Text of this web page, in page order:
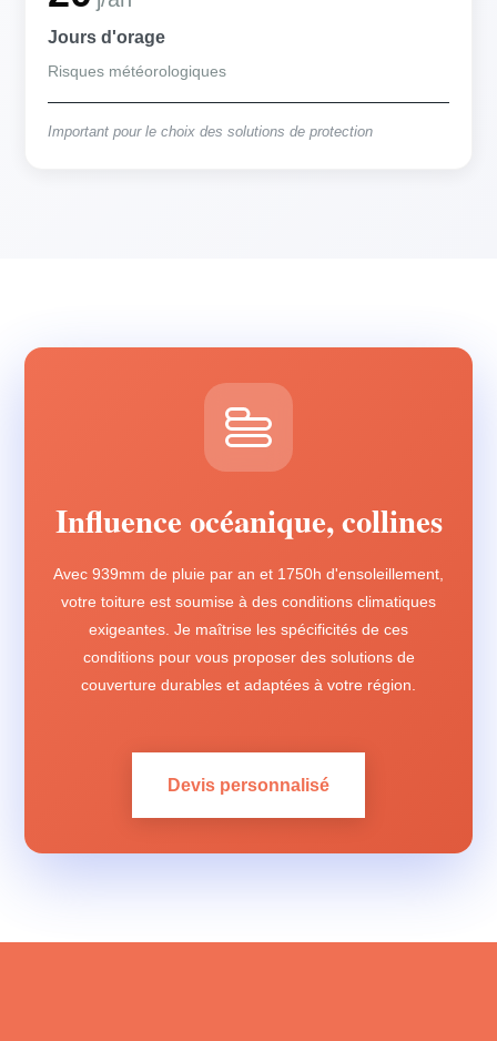
Jours d'orage
Risques météorologiques
Important pour le choix des solutions de protection
Influence océanique, collines
Avec 939mm de pluie par an et 1750h d'ensoleillement,
votre toiture est soumise à des conditions climatiques
exigeantes. Je maîtrise les spécificités de ces
conditions pour vous proposer des solutions de
couverture durables et adaptées à votre région.
Devis personnalisé